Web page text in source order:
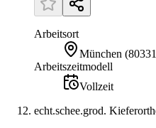
Arbeitsort
München (80331
Arbeitszeitmodell
Vollzeit
echt.schee.grod.